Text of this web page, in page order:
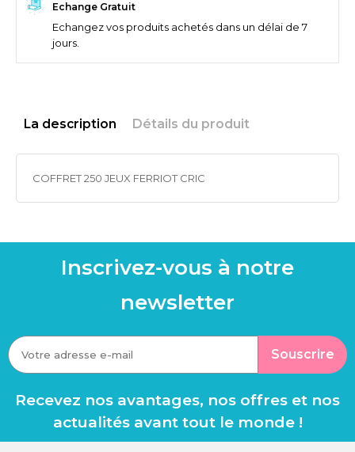
Echange Gratuit
Echangez vos produits achetés dans un délai de 7
jours.
La description Détails du produit
COFFRET 250 JEUX FERRIOT CRIC
Inscrivez-vous à notre
newsletter
Souscrire
Recevez nos avantages, nos offres et nos
actualités avant tout le monde !